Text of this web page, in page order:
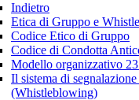
Indietro
Etica di Gruppo e
Codice Etico di Gruppo
Codice di Condotta
Modello organizzativo
Il sistema di
(Whistleblowing)